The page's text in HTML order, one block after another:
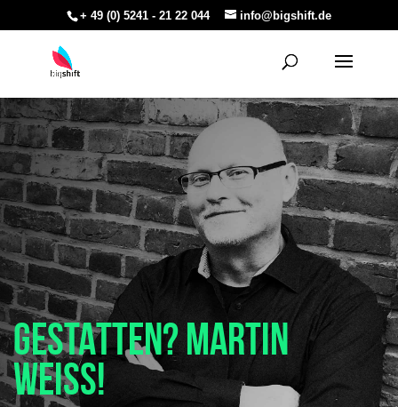
+ 49 (0) 5241 - 21 22 044 info@bigshift.de
GESTATTEN? MARTIN
WEISS!